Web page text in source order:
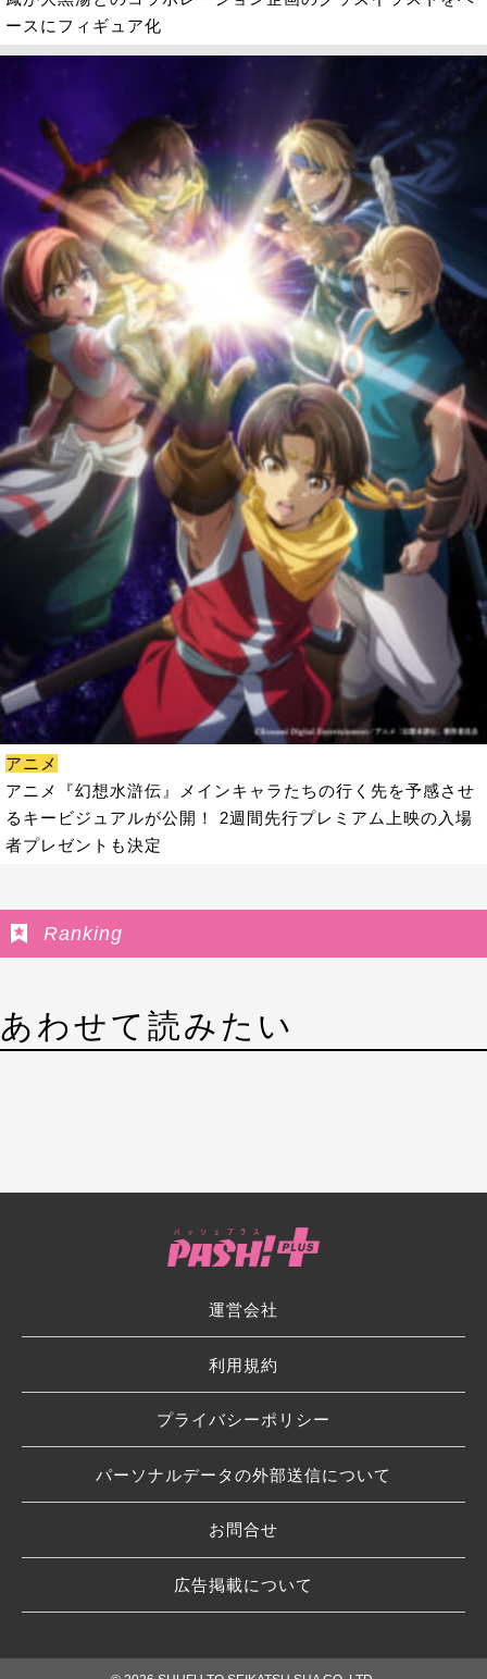
ースにフィギュア化
アニメ
アニメ『幻想水滸伝』メインキャラたちの行く先を予感させ
るキービジュアルが公開！ 2週間先行プレミアム上映の入場
者プレゼントも決定
Ranking
あわせて読みたい
運営会社
利用規約
プライバシーポリシー
パーソナルデータの外部送信について
お問合せ
広告掲載について